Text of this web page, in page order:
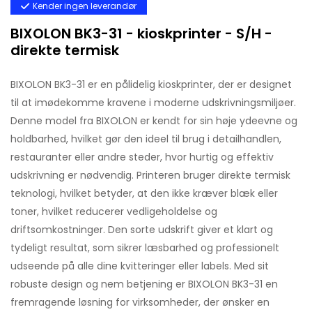
Kender ingen leverandør
BIXOLON BK3-31 - kioskprinter - S/H -
direkte termisk
BIXOLON BK3-31 er en pålidelig kioskprinter, der er designet
til at imødekomme kravene i moderne udskrivningsmiljøer.
Denne model fra BIXOLON er kendt for sin høje ydeevne og
holdbarhed, hvilket gør den ideel til brug i detailhandlen,
restauranter eller andre steder, hvor hurtig og effektiv
udskrivning er nødvendig. Printeren bruger direkte termisk
teknologi, hvilket betyder, at den ikke kræver blæk eller
toner, hvilket reducerer vedligeholdelse og
driftsomkostninger. Den sorte udskrift giver et klart og
tydeligt resultat, som sikrer læsbarhed og professionelt
udseende på alle dine kvitteringer eller labels. Med sit
robuste design og nem betjening er BIXOLON BK3-31 en
fremragende løsning for virksomheder, der ønsker en